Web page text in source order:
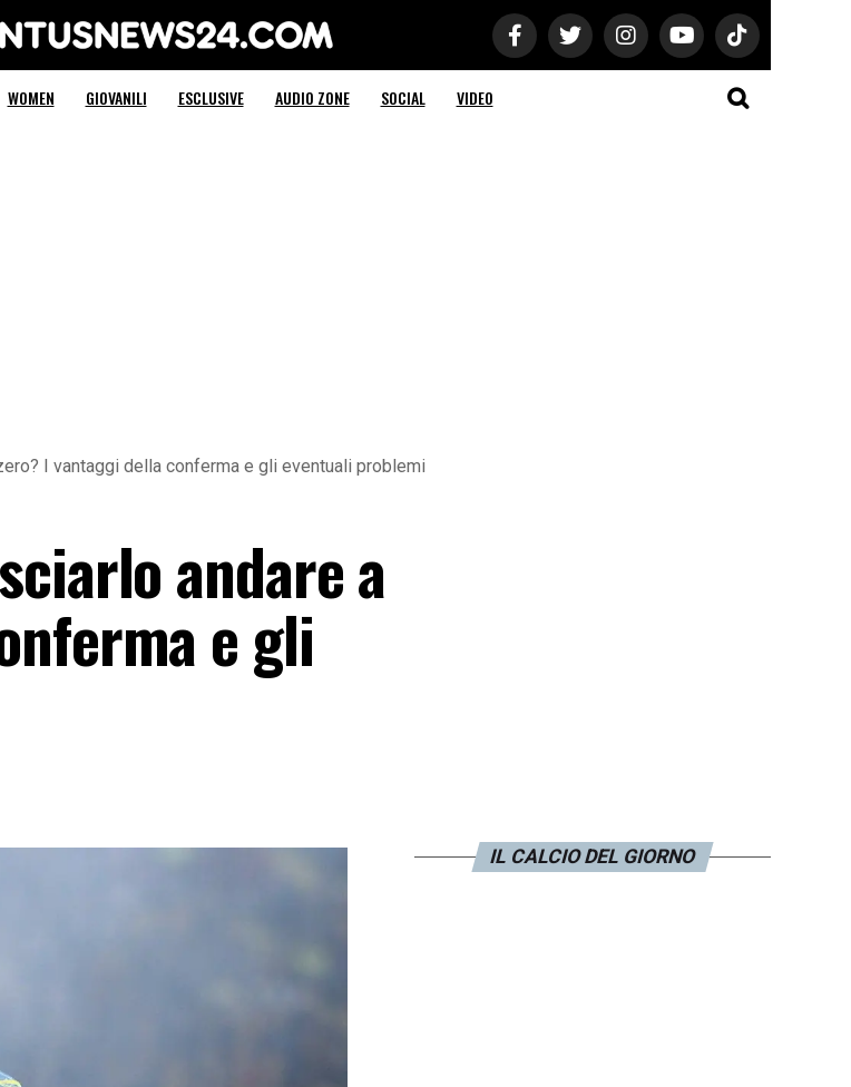
Juventus News 24
WOMEN GIOVANILI ESCLUSIVE AUDIO ZONE SOCIAL VIDEO
I vantaggi della conferma e gli eventuali problemi
andare a
e gli
IL CALCIO DEL GIORNO